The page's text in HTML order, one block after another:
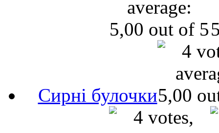
Сирні булочки